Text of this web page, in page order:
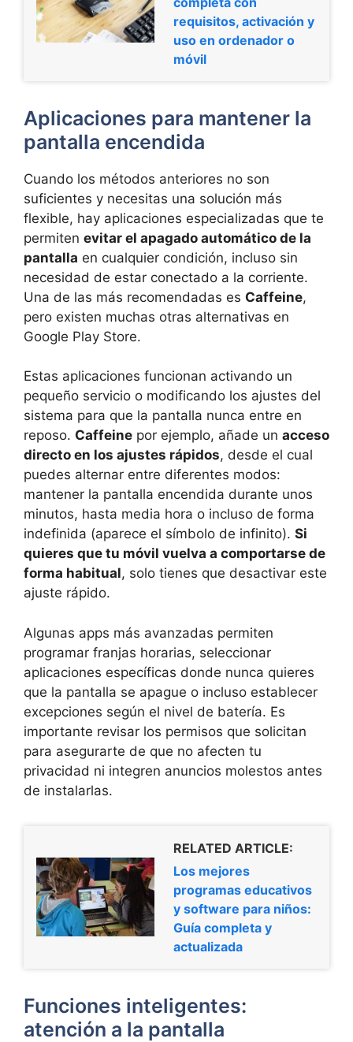
requisitos, activación y
uso en ordenador o
móvil
Aplicaciones para mantener la
pantalla encendida
Cuando los métodos anteriores no son
suficientes y necesitas una solución más
flexible, hay aplicaciones especializadas que te
permiten evitar el apagado automático de la
pantalla en cualquier condición, incluso sin
necesidad de estar conectado a la corriente.
Una de las más recomendadas es Caffeine,
pero existen muchas otras alternativas en
Google Play Store.
Estas aplicaciones funcionan activando un
pequeño servicio o modificando los ajustes del
sistema para que la pantalla nunca entre en
reposo. Caffeine por ejemplo, añade un acceso
directo en los ajustes rápidos, desde el cual
puedes alternar entre diferentes modos:
mantener la pantalla encendida durante unos
minutos, hasta media hora o incluso de forma
indefinida (aparece el símbolo de infinito). Si
quieres que tu móvil vuelva a comportarse de
forma habitual, solo tienes que desactivar este
ajuste rápido.
Algunas apps más avanzadas permiten
programar franjas horarias, seleccionar
aplicaciones específicas donde nunca quieres
que la pantalla se apague o incluso establecer
excepciones según el nivel de batería. Es
importante revisar los permisos que solicitan
para asegurarte de que no afecten tu
privacidad ni integren anuncios molestos antes
de instalarlas.
RELATED ARTICLE:
Los mejores
programas educativos
y software para niños:
Guía completa y
actualizada
Funciones inteligentes:
atención a la pantalla